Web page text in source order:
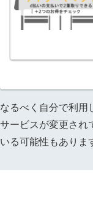
なるべく自分で利用
サービスが変更され
いる可能性もありま